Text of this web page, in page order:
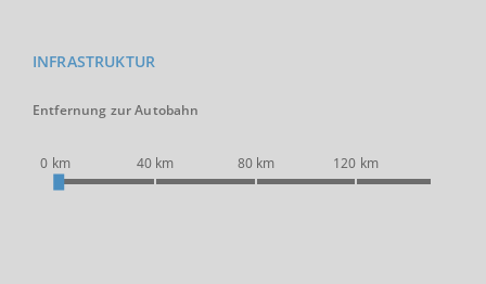
INFRASTRUKTUR
Entfernung zur Autobahn
0 km 40 km 80 km 120 km